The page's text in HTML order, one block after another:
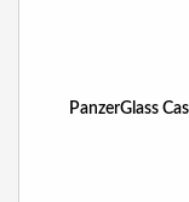
PanzerGlass